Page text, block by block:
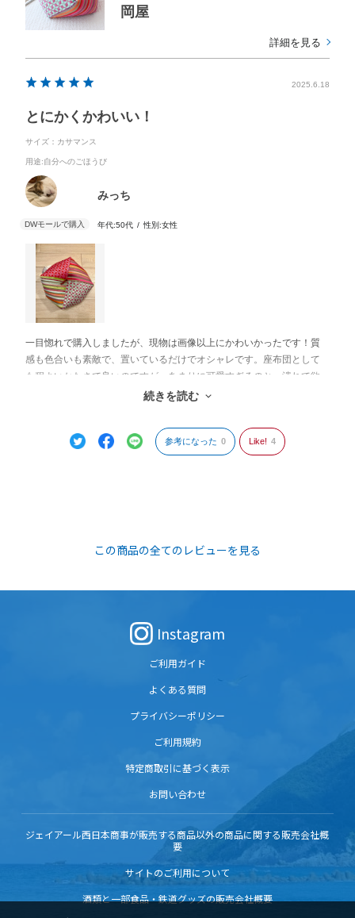
岡屋
詳細を見る
2025.6.18
とにかくかわいい！
サイズ：カサマンス
用途:自分へのごほうび
みっち
年代:50代 性別:女性
一目惚れで購入しましたが、現物は画像以上にかわいかったです！質
感も色合いも素敵で、置いているだけでオシャレです。座布団として
も程よいかたさで良いのですが、あまりに可愛すぎるのと、潰れて欲
しくないので今のところ飾っています。プレゼントにしてもきっと喜
続きを読む
参考になった 0 Like! 4
この商品の全てのレビューを見る
Instagram
ご利用ガイド
よくある質問
プライバシーポリシー
ご利用規約
特定商取引に基づく表示
お問い合わせ
ジェイアール西日本商事が販売する商品以外の商品に関する販売会社概
要
サイトのご利用について
酒類と一部食品・鉄道グッズの販売会社概要